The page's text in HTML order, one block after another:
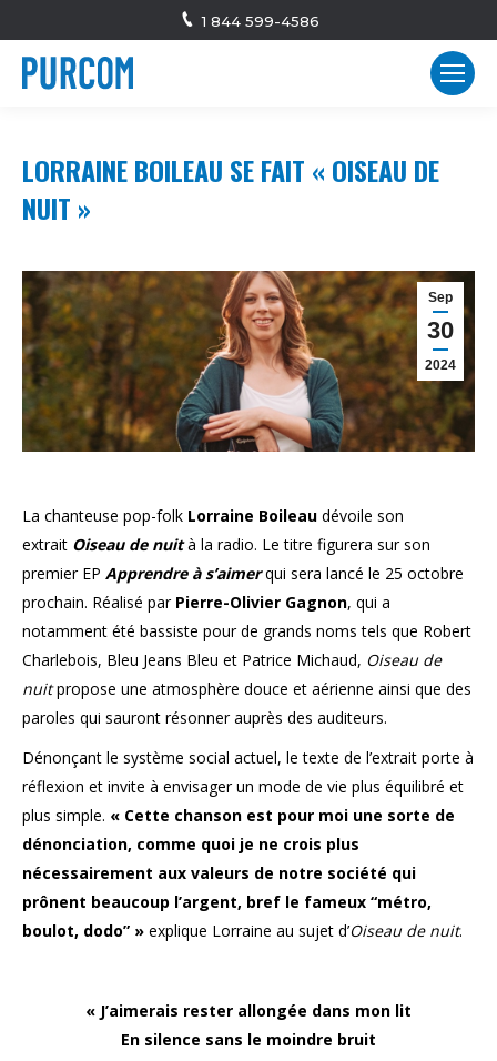
1 844 599-4586
LORRAINE BOILEAU SE FAIT « OISEAU DE
NUIT »
Sep
30
2024
La chanteuse pop-folk Lorraine Boileau dévoile son
extrait Oiseau de nuità la radio. Le titre figurera sur son
premier EP Apprendre à s’aimerqui sera lancé le 25 octobre
prochain. Réalisé par Pierre-Olivier Gagnon, qui a
notamment été bassiste pour de grands noms tels que Robert
Charlebois, Bleu Jeans Bleu et Patrice Michaud, Oiseau de
nuitpropose une atmosphère douce et aérienne ainsi que des
paroles qui sauront résonner auprès des auditeurs.
Dénonçant le système social actuel, le texte de l’extrait porte à
réflexion et invite à envisager un mode de vie plus équilibré et
plus simple. « Cette chanson est pour moi une sorte de
dénonciation, comme quoi je ne crois plus
nécessairement aux valeurs de notre société qui
prônent beaucoup l’argent, bref le fameux “métro,
boulot, dodo” » explique Lorraine au sujet d’Oiseau de nuit.
« J’aimerais rester allongée dans mon lit
En silence sans le moindre bruit